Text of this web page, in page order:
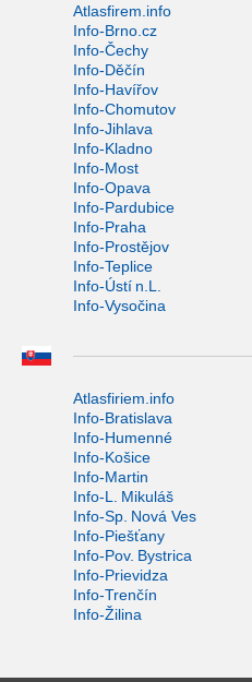
Atlasfirem.info
Info-Brno.cz
Info-Čechy
Info-Děčín
Info-Havířov
Info-Chomutov
Info-Jihlava
Info-Kladno
Info-Most
Info-Opava
Info-Pardubice
Info-Praha
Info-Prostějov
Info-Teplice
Info-Ústí n.L.
Info-Vysočina
Atlasfiriem.info
Info-Bratislava
Info-Humenné
Info-Košice
Info-Martin
Info-L. Mikuláš
Info-Sp. Nová Ves
Info-Piešťany
Info-Pov. Bystrica
Info-Prievidza
Info-Trenčín
Info-Žilina